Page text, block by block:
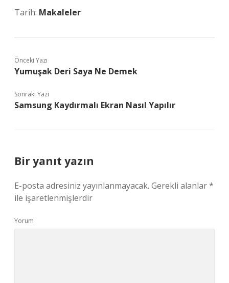
Tarih: Makaleler
Önceki Yazı
Yumuşak Deri Saya Ne Demek
Sonraki Yazı
Samsung Kaydırmalı Ekran Nasıl Yapılır
Bir yanıt yazın
E-posta adresiniz yayınlanmayacak. Gerekli alanlar*
ile işaretlenmişlerdir
Yorum